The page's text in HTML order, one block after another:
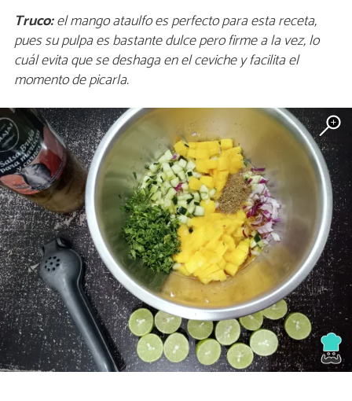
Truco:el mango ataulfo es perfecto para esta receta,
pues su pulpa es bastante dulce pero firme a la vez, lo
cuál evita que se deshaga en el ceviche y facilita el
momento de picarla.